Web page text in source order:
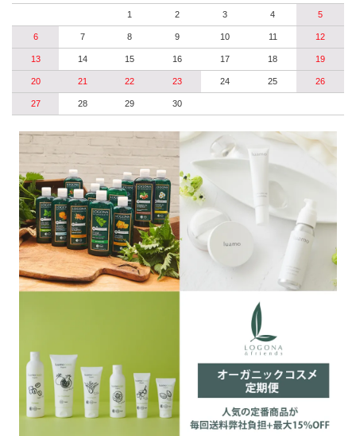
1 2 3 4 5
6 7 8 9 10 11 12
13 14 15 16 17 18 19
20 21 22 23 24 25 26
27 28 29 30